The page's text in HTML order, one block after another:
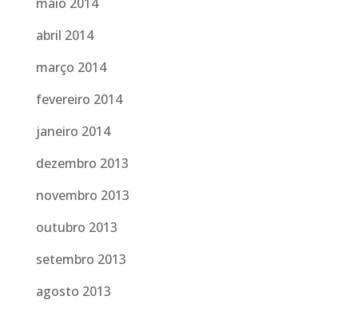
abril 2014
março 2014
fevereiro 2014
janeiro 2014
dezembro 2013
novembro 2013
outubro 2013
setembro 2013
agosto 2013